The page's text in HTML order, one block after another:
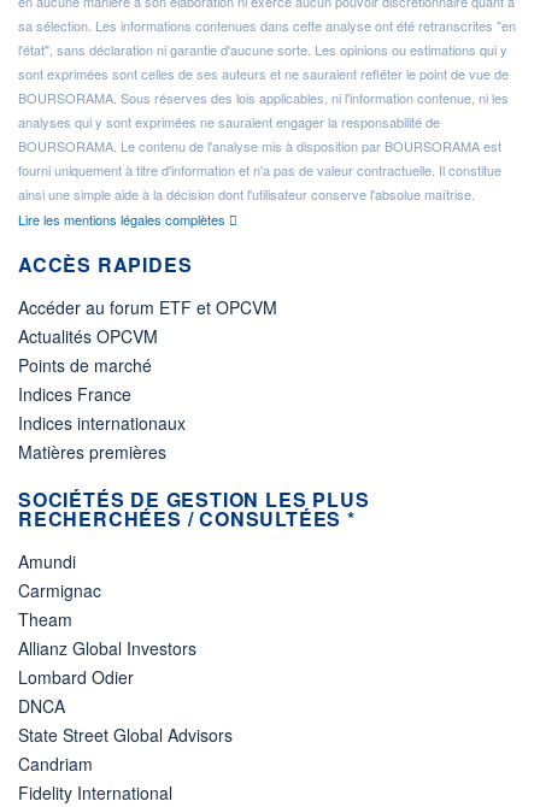
sa sélection. Les informations contenues dans cette analyse ont été retranscrites "en
l'état", sans déclaration ni garantie d'aucune sorte. Les opinions ou estimations qui y
sont exprimées sont celles de ses auteurs et ne sauraient refléter le point de vue de
BOURSORAMA. Sous réserves des lois applicables, ni l'information contenue, ni les
analyses qui y sont exprimées ne sauraient engager la responsabilité de
BOURSORAMA. Le contenu de l'analyse mis à disposition par BOURSORAMA est
fourni uniquement à titre d'information et n'a pas de valeur contractuelle. Il constitue
ainsi une simple aide à la décision dont l'utilisateur conserve l'absolue maîtrise.
Lire les mentions légales complètes
ACCÈS RAPIDES
Accéder au forum ETF et OPCVM
Actualités OPCVM
Points de marché
Indices France
Indices internationaux
Matières premières
SOCIÉTÉS DE GESTION LES PLUS
RECHERCHÉES / CONSULTÉES *
Amundi
Carmignac
Theam
Allianz Global Investors
Lombard Odier
DNCA
State Street Global Advisors
Candriam
Fidelity International